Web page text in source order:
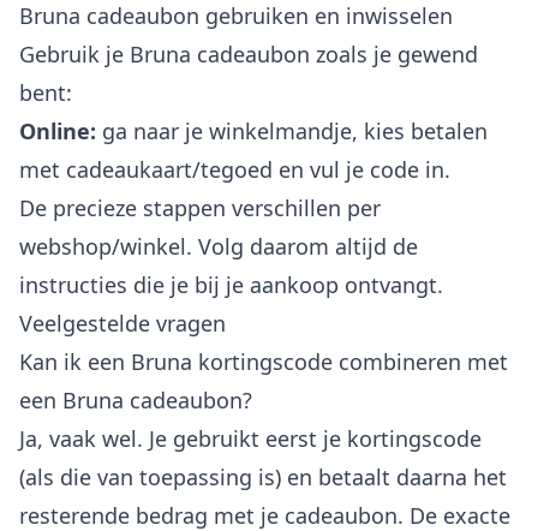
Bruna cadeaubon gebruiken en inwisselen
Gebruik je Bruna cadeaubon zoals je gewend
bent:
Online: ga naar je winkelmandje, kies betalen
met cadeaukaart/tegoed en vul je code in.
De precieze stappen verschillen per
webshop/winkel. Volg daarom altijd de
instructies die je bij je aankoop ontvangt.
Veelgestelde vragen
Kan ik een Bruna kortingscode combineren met
een Bruna cadeaubon?
Ja, vaak wel. Je gebruikt eerst je kortingscode
(als die van toepassing is) en betaalt daarna het
resterende bedrag met je cadeaubon. De exacte